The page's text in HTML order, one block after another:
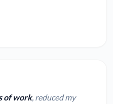
of work, reduced my